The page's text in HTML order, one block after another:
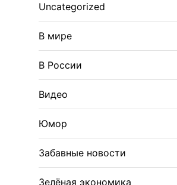
Uncategorized
В мире
В России
Видео
Юмор
Забавные новости
Зелёная экономика